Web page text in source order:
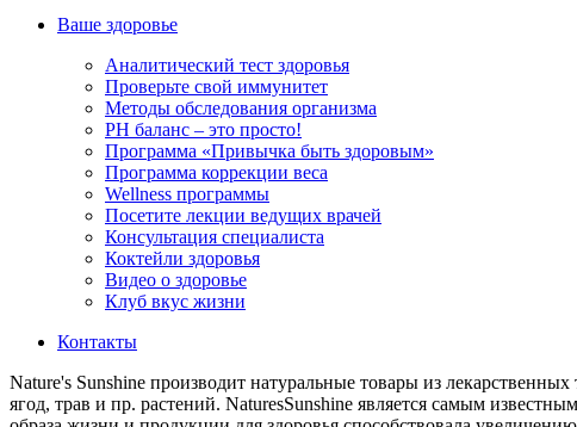
Ваше здоровье
Аналитический тест здоровья
Проверьте свой иммунитет
Методы обследования организма
РH баланс – это просто!
Программа «Привычка быть здоровым»
Программа коррекции веса
Wellness программы
Посетите лекции ведущих врачей
Консультация специалиста
Коктейли здоровья
Видео о здоровье
Клуб вкус жизни
Контакты
Nature's Sunshine производит натуральные товары из
ягод, трав и пр. растений. NaturesSunshine является самым